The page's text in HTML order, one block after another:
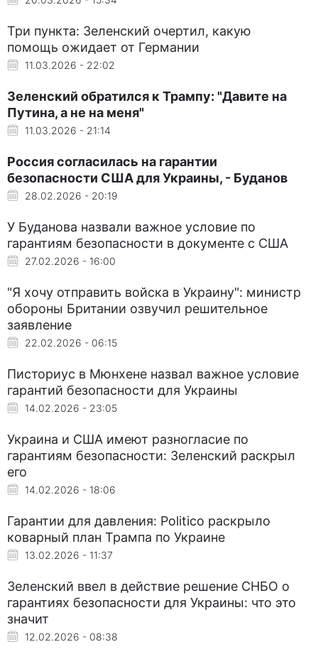
Три пункта: Зеленский очертил, какую
помощь ожидает от Германии
11.03.2026 - 22:02
Зеленский обратился к Трампу: "Давите на
Путина, а не на меня"
11.03.2026 - 21:14
Россия согласилась на гарантии
безопасности США для Украины, - Буданов
28.02.2026 - 20:19
У Буданова назвали важное условие по
гарантиям безопасности в документе с США
27.02.2026 - 16:00
"Я хочу отправить войска в Украину": министр
обороны Британии озвучил решительное
заявление
22.02.2026 - 06:15
Писториус в Мюнхене назвал важное условие
гарантий безопасности для Украины
14.02.2026 - 23:05
Украина и США имеют разногласие по
гарантиям безопасности: Зеленский раскрыл
его
14.02.2026 - 18:06
Гарантии для давления: Politico раскрыло
коварный план Трампа по Украине
13.02.2026 - 11:37
Зеленский ввел в действие решение СНБО о
гарантиях безопасности для Украины: что это
значит
12.02.2026 - 08:38